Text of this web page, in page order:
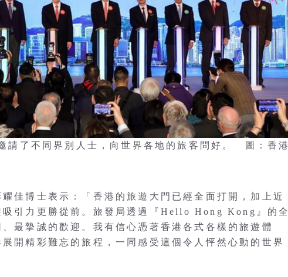
了不同界別人士，向世界各地的旅客問好。 圖：香港
佳博士表示：「香港的旅遊大門已經全面打開，加上近
吸引力更勝從前。旅發局透過『Hello Hong Kong』的全
最摯誠的歡迎。我有信心憑著香港各式各樣的旅遊體
開精彩難忘的旅程，一同感受這個令人怦然心動的世界